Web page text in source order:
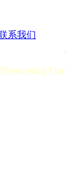
系我们
[Processing